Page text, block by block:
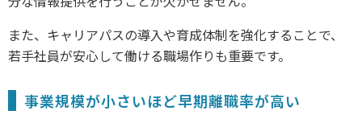
また、キャリアパスの導入や育成体制を強化することで、
若手社員が安心して働ける職場作りも重要です。
事業規模が小さいほど早期離職率が高い